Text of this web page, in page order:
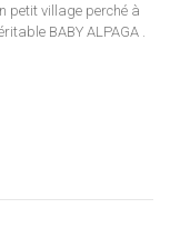
petit village perché à
BABY ALPAGA .